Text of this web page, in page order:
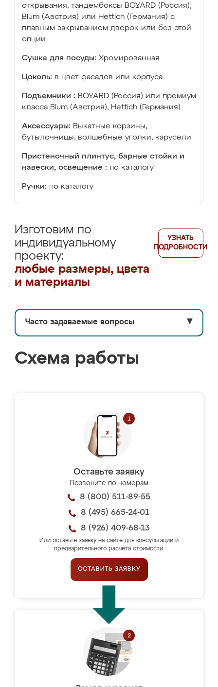
открывания, тандембоксы BOYARD (Россия),
Blum (Австрия) или Hettich (Германия) с
плавным закрыванием дверок или без этой
опции
Сушка для посуды: Хромированная
Цоколь: в цвет фасадов или корпуса
Подъемники : BOYARD (Россия) или премиум
класса Blum (Австрия), Hettich (Германия)
Аксессуары: Выкатные корзины,
бутылочницы, волшебные уголки, карусели
Пристеночный плинтус, барные стойки и
навески, освещение : по каталогу
Ручки: по каталогу
Изготовим по
индивидуальному
проекту:
любые размеры, цвета
и материалы
УЗНАТЬ
ПОДРОБНОСТИ
Часто задаваемые вопросы ▼
Схема работы
Оставьте заявку
Позвоните по номерам
8 (800) 511-89-55
8 (495) 665-24-01
8 (926) 409-68-13
Или оставьте заявку на сайте для консультации и
предварительного расчёта стоимости.
ОСТАВИТЬ ЗАЯВКУ